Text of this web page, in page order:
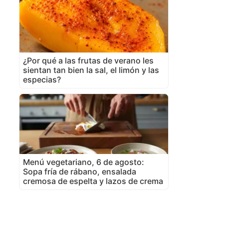
¿Por qué a las frutas de verano les
sientan tan bien la sal, el limón y las
especias?
Menú vegetariano, 6 de agosto:
Sopa fría de rábano, ensalada
cremosa de espelta y lazos de crema